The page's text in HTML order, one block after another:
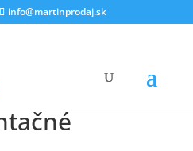
info@martinprodaj.sk